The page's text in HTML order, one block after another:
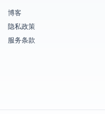
博客
隐私政策
服务条款